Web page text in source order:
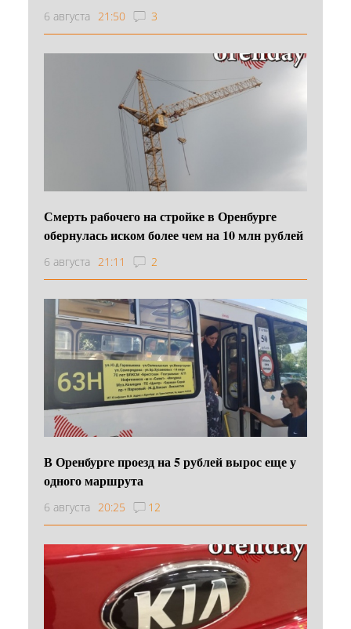
6 августа 21:50 3
Смерть рабочего на стройке в Оренбурге
обернулась иском более чем на 10 млн рублей
6 августа 21:11 2
В Оренбурге проезд на 5 рублей вырос еще у
одного маршрута
6 августа 20:25 12